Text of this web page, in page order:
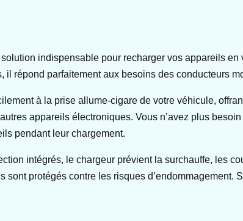
indispensable pour recharger vos appareils
il répond parfaitement aux besoins des conducteurs
à la prise allume-cigare de votre véhicule,
appareils électroniques. Vous n’avez plus
pendant leur chargement.
intégrés, le chargeur prévient la surchauffe, les
sont protégés contre les risques